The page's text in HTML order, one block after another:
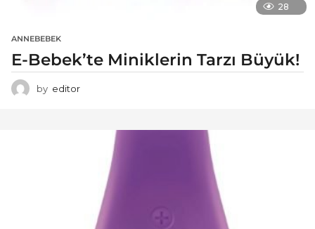
28
ANNEBEBEK
E-Bebek’te Miniklerin Tarzı Büyük!
by editor